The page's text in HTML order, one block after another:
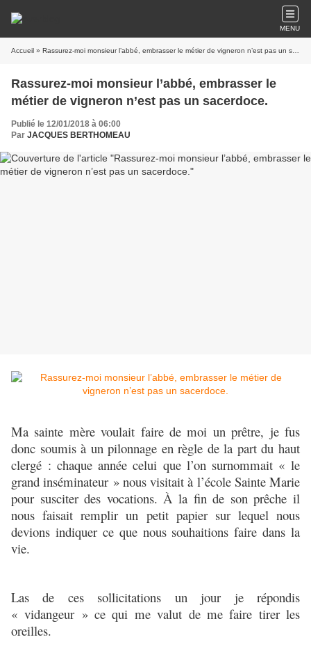
MENU
Accueil » Rassurez-moi monsieur l’abbé, embrasser le métier de vigneron n’est pas un sacerdoce.
Rassurez-moi monsieur l’abbé, embrasser le
métier de vigneron n’est pas un sacerdoce.
Publié le 12/01/2018 à 06:00
Par JACQUES BERTHOMEAU
Ma sainte mère voulait faire de moi un prêtre, je fus
donc soumis à un pilonnage en règle de la part du haut
clergé : chaque année celui que l’on surnommait « le
grand inséminateur » nous visitait à l’école Sainte Marie
pour susciter des vocations. À la fin de son prêche il
nous faisait remplir un petit papier sur lequel nous
devions indiquer ce que nous souhaitions faire dans la
vie.
Las de ces sollicitations un jour je répondis
« vidangeur » ce qui me valut de me faire tirer les
oreilles.